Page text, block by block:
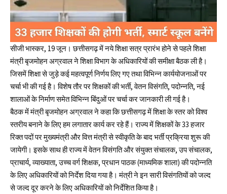
सीजी भास्कर, 19 जून। छत्तीसगढ़ में नये शिक्षा सत्र प्रारंभ होने से पहले शिक्षा
मंत्री बृजमोहन अग्रवाल ने शिक्षा विभाग के अधिकारियों की समीक्षा बैठक ली है।
जिसमें शिक्षा से जुड़े कई महत्वपूर्ण निर्णय लिए गए तथा विभिन्न कार्ययोजनाओं पर
चर्चा भी की गई है। विशेष तौर पर शिक्षकों की भर्ती, वेतन विसंगति, पदोन्नति, नई
शालाओं के निर्माण समेत विभिन्न बिंदुओं पर चर्चा कर जानकारी ली गई है।
बैठक में मंत्री बृजमोहन अग्रवाल ने कहा कि छत्तीसगढ़ में शिक्षा के स्तर को विश्व
स्तरीय बनाने के लिए हम लगातार कार्य कर रहे हैं। राज्य में शिक्षकों के 33 हजार
रिक्त पदों पर मुख्यमंत्री और वित्त मंत्री से स्वीकृति के बाद भर्ती प्रक्रिया शुरू की
जायेगी। इसके साथ ही राज्य में वेतन विसंगति और संयुक्त संचालक, उप संचालक,
प्राचार्य, व्याख्याता, उच्च वर्ग शिक्षक, प्रधान पाठक (माध्यमिक शाला) की पदोन्नति
के लिए अधिकारियों को निर्देश दिया गया है। मंत्री ने इन सारी विसंगतियों को जल्द
से जल्द दूर करने के लिए अधिकारियों को निर्देशित किया है।